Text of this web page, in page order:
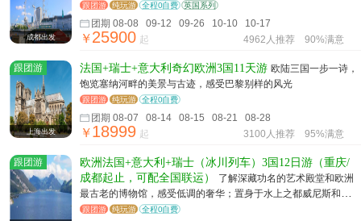
成都出发
跟团游 纯玩游 全程0自费 英国系列
团期 08-08 09-12 09-26 10-10 10-17
￥25900 起 4962人推荐 90%满意
跟团游
上海出发
法国+瑞士+意大利奇幻欧洲3国11天游 欧陆三国一步一诗，
饱览塞纳河畔的美景与古迹，感受巴黎别样的风光
跟团游 纯玩游 全程0自费
团期 08-07 08-14 08-15 08-21 08-28
￥18999 起 3100人推荐 95%满意
跟团游
欧洲法国+意大利+瑞士（冰川列车）3国12日游（重庆/
成都起止，可配全国联运）
了解深藏功名的艺术殿堂和欧洲
最古老的博物馆，感受低调的奢华；置身于水上之都威尼斯和温
柔的搴纳河畔，体验独一无的浪漫
跟团游 纯玩游 全程0自费